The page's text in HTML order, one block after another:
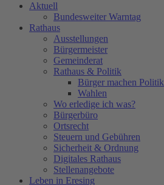
Aktuell
Bundesweiter Warntag
Rathaus
Ausstellungen
Bürgermeister
Gemeinderat
Rathaus & Politik
Bürger machen Politik
Wahlen
Wo erledige ich was?
Bürgerbüro
Ortsrecht
Steuern und Gebühren
Sicherheit & Ordnung
Digitales Rathaus
Stellenangebote
Leben in Eresing